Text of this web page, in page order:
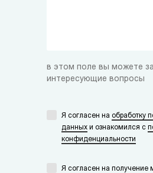
в этом поле вы можете
интересующие вопросы
Я согласен на обработку
данных и ознакомился с
конфиденциальности
Я согласен на получение